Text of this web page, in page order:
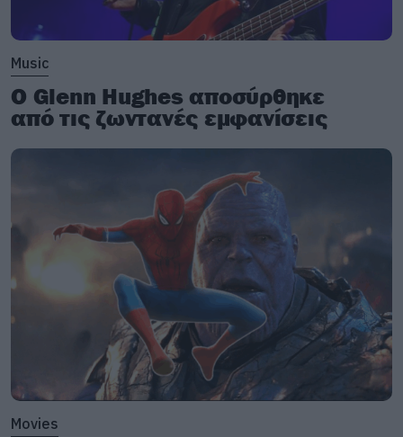
Music
Ο Glenn Hughes αποσύρθηκε
από τις ζωντανές εμφανίσεις
Movies